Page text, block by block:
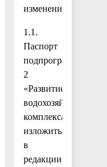
изменения:
1.1.
Паспорт
подпрограммы
2
«Развитие
водохозяйственного
комплекса»
изложить
в
редакции